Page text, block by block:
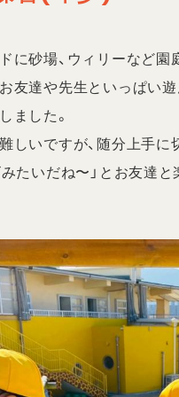
に砂場、ウィリーなど
友達や先生といっぱい
ました。
しいですが、随分上手
みたいだね〜」とお友